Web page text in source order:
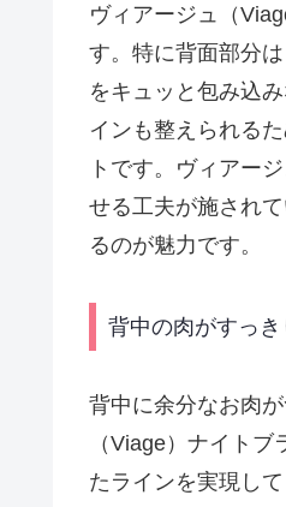
ヴィアージュ（
す。特に背面部分
をキュッと包み込
インも整えられる
トです。ヴィアー
せる工夫が施され
るのが魅力です。
背中の肉がすっ
背中に余分なお肉
（Viage）ナイト
たラインを実現し